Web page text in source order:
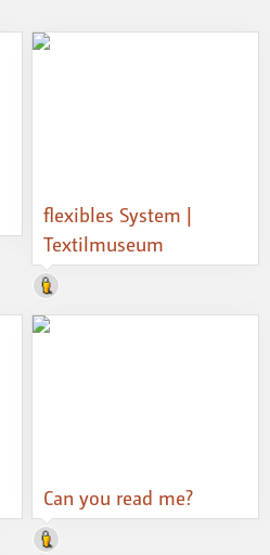
flexibles System |
Textilmuseum
Can you read me?